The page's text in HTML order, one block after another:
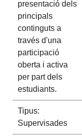
presentació dels
principals
continguts a
través d'una
participació
oberta i activa
per part dels
estudiants.
Tipus:
Supervisades